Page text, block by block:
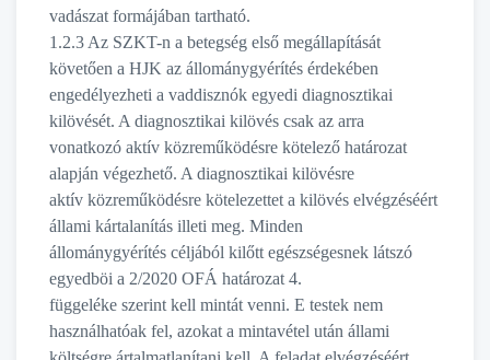
vadászat formájában tartható.
1.2.3 Az SZKT-n a betegség első megállapítását
követően a HJK az állománygyérítés érdekében
engedélyezheti a vaddisznók egyedi diagnosztikai
kilövését. A diagnosztikai kilövés csak az arra
vonatkozó aktív közreműködésre kötelező határozat
alapján végezhető. A diagnosztikai kilövésre
aktív közreműködésre kötelezettet a kilövés elvégzéséért
állami kártalanítás illeti meg. Minden
állománygyérítés céljából kilőtt egészségesnek látszó
egyedböi a 2/2020 OFÁ határozat 4.
függeléke szerint kell mintát venni. E testek nem
használhatóak fel, azokat a mintavétel után állami